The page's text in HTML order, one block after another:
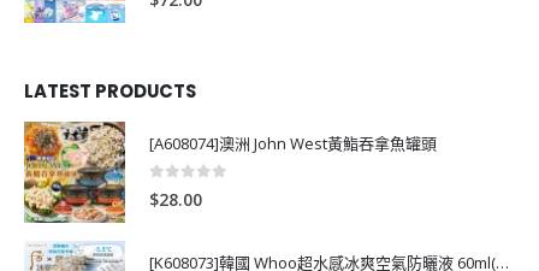
LATEST PRODUCTS
[A608074]澳洲 John West黃鮨吞拿魚罐頭
0
$28.00
[K608073]韓國 Whoo超水感冰爽空氣防曬液 60ml(送13ml*4支)